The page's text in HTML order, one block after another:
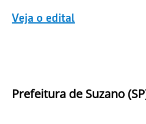
Veja o edital
Prefeitura de Suzano